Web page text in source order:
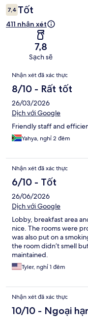
7,4 Tốt
411 nhận xét
7,8
Sạch sẽ
Nhận
xét
Nhận xét đã xác thực
8/10 - Rất tốt
26/03/2026
Dịch với Google
Friendly staff and
Yahya, nghỉ 2 đêm
Nhận xét đã xác thực
6/10 - Tốt
26/06/2026
Dịch với Google
Lobby, breakfast area
nice. The rooms were
was also put on a
the room didn’t smell
maintained.
Tyler, nghỉ 1 đêm
Nhận xét đã xác thực
10/10 - Ngoại